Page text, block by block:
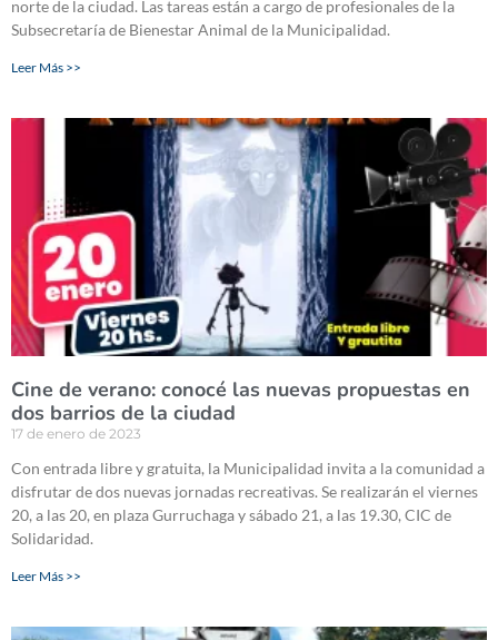
norte de la ciudad. Las tareas están a cargo de profesionales de la
Subsecretaría de Bienestar Animal de la Municipalidad.
Leer Más >>
Cine de verano: conocé las nuevas propuestas en
dos barrios de la ciudad
17 de enero de 2023
Con entrada libre y gratuita, la Municipalidad invita a la comunidad a
disfrutar de dos nuevas jornadas recreativas. Se realizarán el viernes
20, a las 20, en plaza Gurruchaga y sábado 21, a las 19.30, CIC de
Solidaridad.
Leer Más >>